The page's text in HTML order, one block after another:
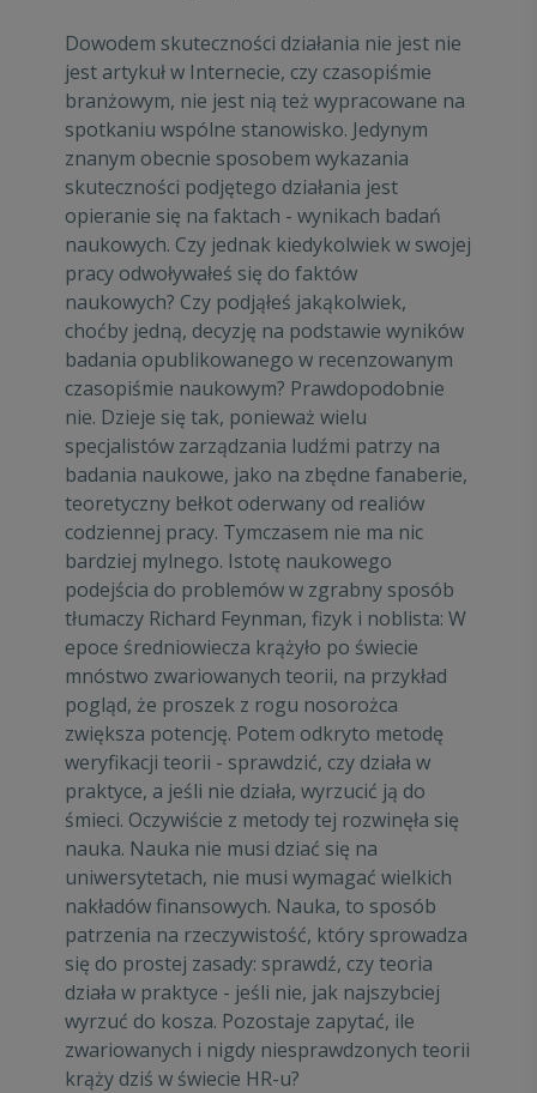
Dowodem skuteczności działania nie jest nie
jest artykuł w Internecie, czy czasopiśmie
branżowym, nie jest nią też wypracowane na
spotkaniu wspólne stanowisko. Jedynym
znanym obecnie sposobem wykazania
skuteczności podjętego działania jest
opieranie się na faktach - wynikach badań
naukowych. Czy jednak kiedykolwiek w swojej
pracy odwoływałeś się do faktów
naukowych? Czy podjąłeś jakąkolwiek,
choćby jedną, decyzję na podstawie wyników
badania opublikowanego w recenzowanym
czasopiśmie naukowym? Prawdopodobnie
nie. Dzieje się tak, ponieważ wielu
specjalistów zarządzania ludźmi patrzy na
badania naukowe, jako na zbędne fanaberie,
teoretyczny bełkot oderwany od realiów
codziennej pracy. Tymczasem nie ma nic
bardziej mylnego. Istotę naukowego
podejścia do problemów w zgrabny sposób
tłumaczy Richard Feynman, fizyk i noblista: W
epoce średniowiecza krążyło po świecie
mnóstwo zwariowanych teorii, na przykład
pogląd, że proszek z rogu nosorożca
zwiększa potencję. Potem odkryto metodę
weryfikacji teorii - sprawdzić, czy działa w
praktyce, a jeśli nie działa, wyrzucić ją do
śmieci. Oczywiście z metody tej rozwinęła się
nauka. Nauka nie musi dziać się na
uniwersytetach, nie musi wymagać wielkich
nakładów finansowych. Nauka, to sposób
patrzenia na rzeczywistość, który sprowadza
się do prostej zasady: sprawdź, czy teoria
działa w praktyce - jeśli nie, jak najszybciej
wyrzuć do kosza. Pozostaje zapytać, ile
zwariowanych i nigdy niesprawdzonych teorii
krąży dziś w świecie HR-u?